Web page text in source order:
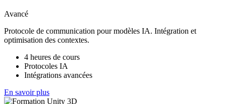
Avancé
Protocole de communication pour modèles IA. Intégration et
optimisation des contextes.
4 heures de cours
Protocoles IA
Intégrations avancées
En savoir plus